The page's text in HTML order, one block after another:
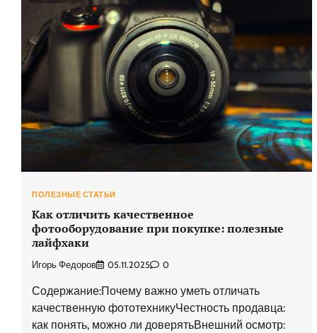
ПОЛЕЗНЫЕ СТАТЬИ
Как отличить качественное
фотооборудование при покупке: полезные
лайфхаки
Игорь Федоров 05.11.2025 0
Содержание:Почему важно уметь отличать
качественную фототехникуЧестность продавца:
как понять, можно ли доверятьВнешний осмотр: